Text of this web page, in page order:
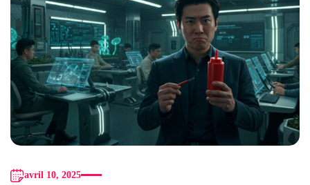
avril 10, 2025